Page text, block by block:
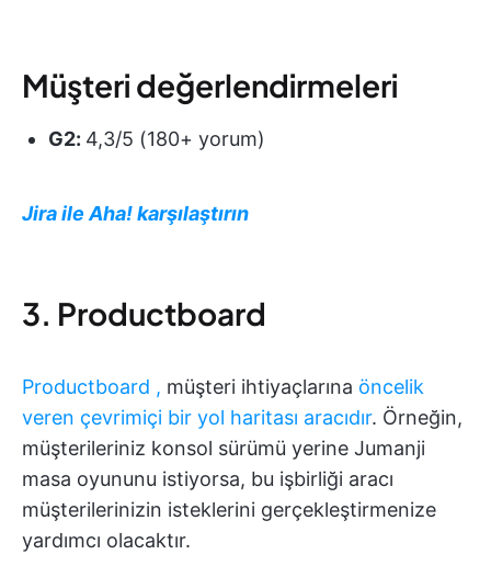
Müşteri değerlendirmeleri
G2: 4,3/5 (180+ yorum)
Jira ile Aha! karşılaştırın
3. Productboard
Productboard , müşteri ihtiyaçlarına öncelik
veren çevrimiçi bir yol haritası aracıdır. Örneğin,
müşterileriniz konsol sürümü yerine Jumanji
masa oyununu istiyorsa, bu işbirliği aracı
müşterilerinizin isteklerini gerçekleştirmenize
yardımcı olacaktır.